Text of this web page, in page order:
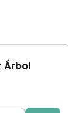
Árbol